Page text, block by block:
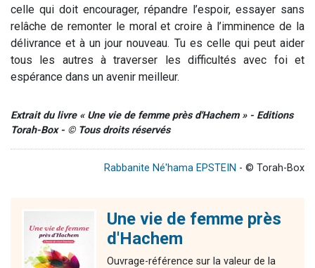
celle qui doit encourager, répandre l’espoir, essayer sans
relâche de remonter le moral et croire à l’imminence de la
délivrance et à un jour nouveau. Tu es celle qui peut aider
tous les autres à traverser les difficultés avec foi et
espérance dans un avenir meilleur.
Extrait du livre « Une vie de femme près d'Hachem » - Editions
Torah-Box - © Tous droits réservés
Rabbanite Né'hama EPSTEIN - © Torah-Box
Une vie de femme près
d'Hachem
Ouvrage-référence sur la valeur de la